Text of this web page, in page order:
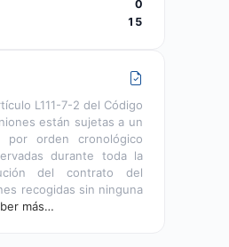
0
15
L111-7-2 del Código
están sujetas a un
por orden cronológico
durante toda la
del contrato del
recogidas sin ninguna
más…